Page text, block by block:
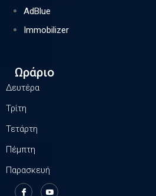
AdBlue
Immobilizer
Ωράριο
Δευτέρα
Τρίτη
Τετάρτη
Πέμπτη
Παρασκευή